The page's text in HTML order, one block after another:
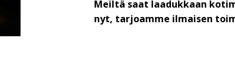
Meiltä saat laadukkaan
nyt, tarjoamme ilmaisen